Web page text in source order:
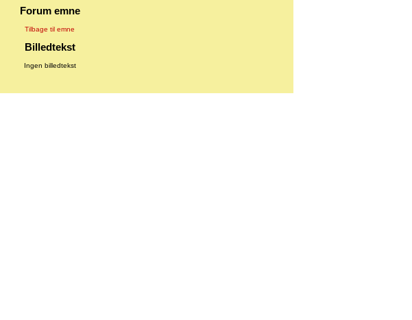
Forum emne
Tilbage til emne
Billedtekst
Ingen billedtekst